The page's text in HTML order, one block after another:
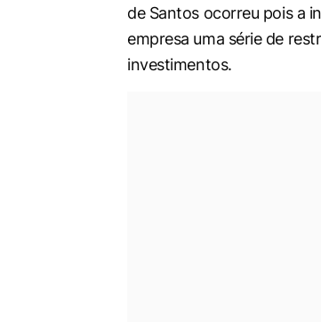
de Santos ocorreu pois a
empresa uma série de
investimentos.